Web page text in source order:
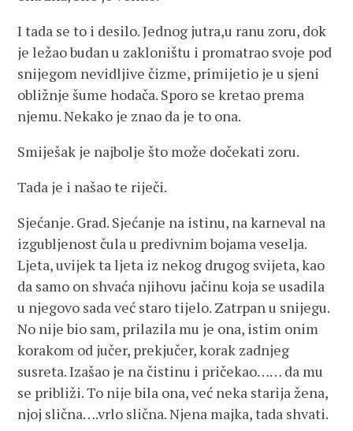
I tada se to i desilo. Jednog jutra,u ranu zoru, dok
je ležao budan u zakloništu i promatrao svoje pod
snijegom nevidljive čizme, primijetio je u sjeni
obližnje šume hodača. Sporo se kretao prema
njemu. Nekako je znao da je to ona.
Smiješak je najbolje što može dočekati zoru.
Tada je i našao te riječi.
Sjećanje. Grad. Sjećanje na istinu, na karneval na
izgubljenost čula u predivnim bojama veselja.
Ljeta, uvijek ta ljeta iz nekog drugog svijeta, kao
da samo on shvaća njihovu jačinu koja se usadila
u njegovo sada već staro tijelo. Zatrpan u snijegu.
No nije bio sam, prilazila mu je ona, istim onim
korakom od jučer, prekjučer, korak zadnjeg
susreta. Izašao je na čistinu i pričekao…… da mu
se približi. To nije bila ona, već neka starija žena,
njoj slična….vrlo slična. Njena majka, tada shvati.